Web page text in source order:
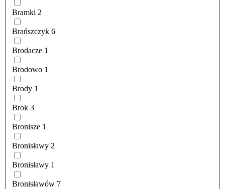
Bramki 2
Brańszczyk 6
Brodacze 1
Brodowo 1
Brody 1
Brok 3
Bronisze 1
Bronisławy 2
Bronisławy 1
Bronisławów 7